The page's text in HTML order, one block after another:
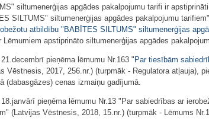
siltumenerģijas apgādes pakalpojumu tarifi ir
SILTUMS" siltumenerģijas apgādes pakalpojumu
atbildību "BABĪTES SILTUMS" siltumenerģijas
Lēmumiem apstiprināto siltumenerģijas apgādes
pieņēma lēmumu Nr.163 "Par tiesībām
Vēstnesis, 2017, 256.nr.) (turpmāk - Regulatora atļauja),
(dabasgāzes) cenas izmaiņu gadījumā.
pieņēma lēmumu Nr.13 "Par sabiedrības ar
(Latvijas Vēstnesis, 2018, 15.nr.) (turpmāk - Lēmums